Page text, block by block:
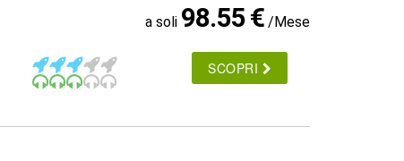
a soli 98.55 € /Mese
SCOPRI